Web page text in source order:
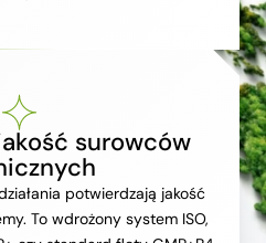
surowców
potwierdzają jakość
To wdrożony system ISO,